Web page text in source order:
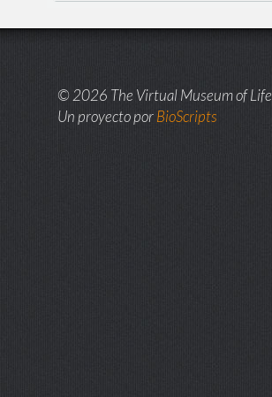
© 2026 The Virtual Museum of Life
Un proyecto porBioScripts